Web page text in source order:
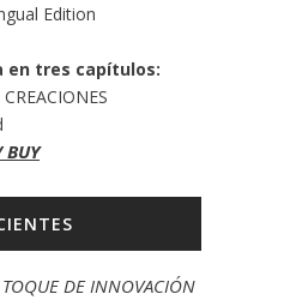
Edition
en tres capítulos:
BUY
TOQUE DE INNOVACIÓN